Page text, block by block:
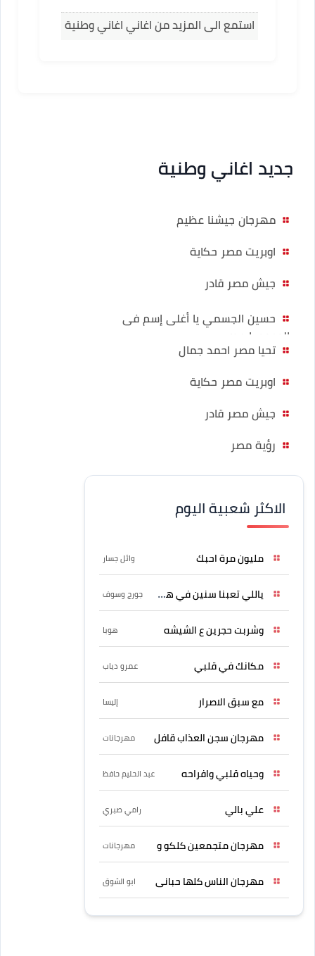
استمع الى المزيد من اغاني اغاني وطنية
جديد اغاني وطنية
مهرجان جيشنا عظيم
اوبريت مصر حكاية
جيش مصر قادر
حسين الجسمي يا أغلى إسم فى
الوجود يا مصر
تحيا مصر احمد جمال
اوبريت مصر حكاية
جيش مصر قادر
رؤية مصر
الاكثر شعبية اليوم
مليون مرة احبك وائل جسار
ياللي تعبنا سنين في هواه جورج وسوف
وشربت حجرين ع الشيشه هوبا
مكانك في قلبي عمرو دياب
مع سبق الاصرار إليسا
مهرجان سجن العذاب قافل مهرجانات
وحياه قلبي وافراحه عبد الحليم حافظ
علي بالي رامي صبري
مهرجان متجمعين كلكو و مهرجانات
مهرجان الناس كلها حبانى ابو الشوق